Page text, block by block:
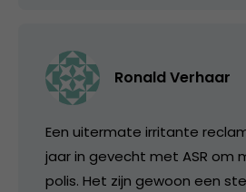
Ronald Verhaar
Een uitermate irritante
jaar in gevecht met ASR om
polis. Het zijn gewoon een